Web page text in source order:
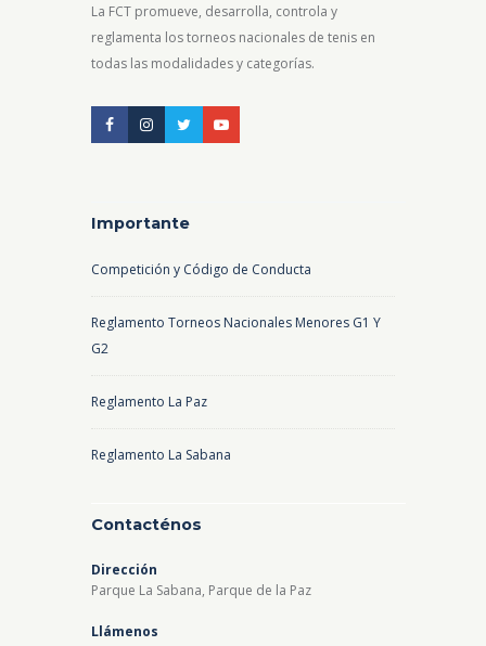
La FCT promueve, desarrolla, controla y
reglamenta los torneos nacionales de tenis en
todas las modalidades y categorías.
Importante
Competición y Código de Conducta
Reglamento Torneos Nacionales Menores G1 Y
G2
Reglamento La Paz
Reglamento La Sabana
Contacténos
Dirección
Parque La Sabana, Parque de la Paz
Llámenos